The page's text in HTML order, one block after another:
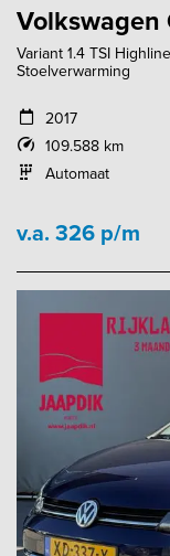
Volkswagen
Variant 1.4 TSI
Stoelverwarming
2017
109.588 km
Automaat
v.a. 326 p/m